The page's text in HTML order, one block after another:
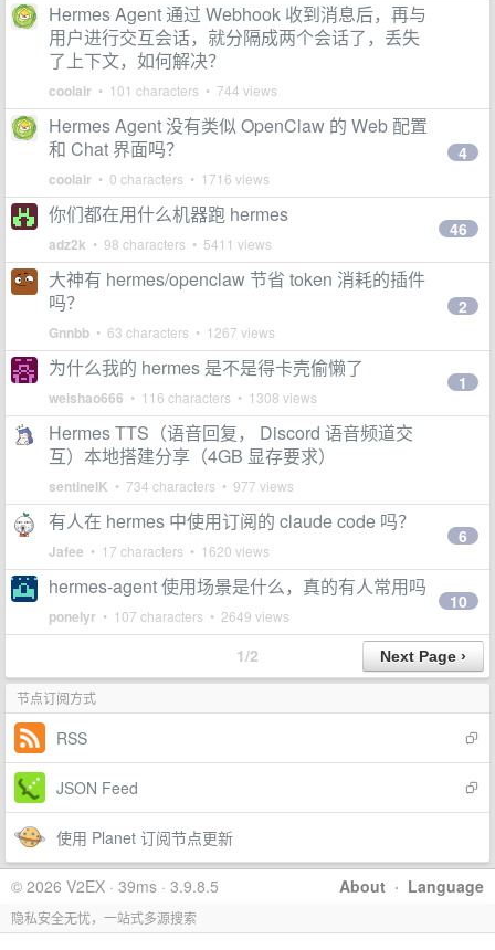
Hermes Agent 通过 Webhook 收到消息后，再与
用户进行交互会话，就分隔成两个会话了，丢失
了上下文，如何解决？
coolair • 101 characters • 744 views
Hermes Agent 没有类似 OpenClaw 的 Web 配置
和 Chat 界面吗？
coolair • 0 characters • 1716 views
4
你们都在用什么机器跑 hermes
adz2k • 98 characters • 5411 views
46
大神有 hermes/openclaw 节省 token 消耗的插件
吗？
Gnnbb • 63 characters • 1267 views
2
为什么我的 hermes 是不是得卡壳偷懒了
weishao666 • 116 characters • 1308 views
1
Hermes TTS（语音回复， Discord 语音频道交
互）本地搭建分享（4GB 显存要求）
sentinelK • 734 characters • 977 views
有人在 hermes 中使用订阅的 claude code 吗？
Jafee • 17 characters • 1620 views
6
hermes-agent 使用场景是什么，真的有人常用吗
ponelyr • 107 characters • 2649 views
10
1/2
节点订阅方式
RSS
JSON Feed
使用 Planet 订阅节点更新
About · Language
© 2026 V2EX · 39ms · 3.9.8.5
隐私安全无忧，一站式多源搜索